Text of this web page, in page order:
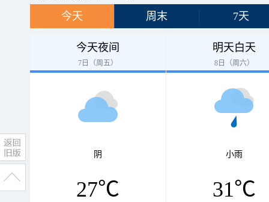
今天 周末 7天
今天夜间
7日（周五）
阴
27℃
明天白天
8日（周六）
小雨
31℃